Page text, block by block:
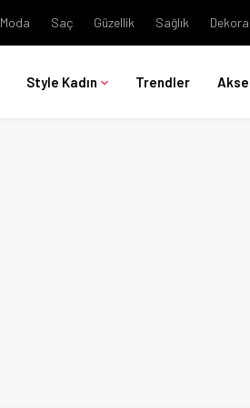
Moda Saç Güzellik Sağlık
Style Kadın Trendler